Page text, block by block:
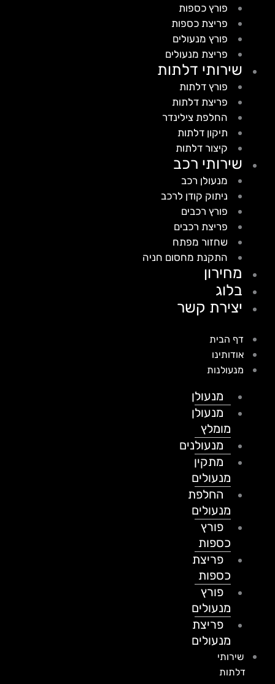
פורץ כספות
פריצת כספות
פורץ מנעולים
פריצת מנעולים
שירותי דלתות
פורץ דלתות
פריצת דלתות
החלפת צילינדר
תיקון דלתות
קיצור דלתות
שירותי רכב
מנעולן רכב
ניתוק קודן לרכב
פורץ רכבים
פריצת רכבים
שחזור מפתח
התקנת מחסום חניה
מחירון
בלוג
יצירת קשר
דף הבית
אודותינו
מנעולנות
מנעולן
מנעולן
מומלץ
מנעולנים
מתקין
מנעולים
החלפת
מנעולים
פורץ
כספות
פריצת
כספות
פורץ
מנעולים
פריצת
מנעולים
שירותי
דלתות